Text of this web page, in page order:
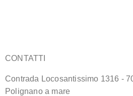
CONTATTI
Contrada Locosantissimo 1316 -
Polignano a mare